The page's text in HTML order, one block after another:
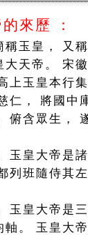
來歷 ：
稱玉皇， 又
大天帝。 宋
上玉皇本行
仁， 將國中
俯含眾生，
玉皇大帝是
列班隨侍其
玉皇大帝是
軸。 玉皇大